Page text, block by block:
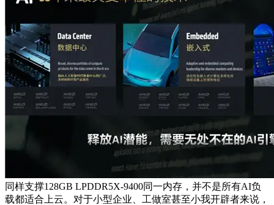
同样支撑128GB LPDDR5X-9400同一内存，并不是所有AI负
载都适合上云。对于小型企业、工做室甚至小我开辟者来说，